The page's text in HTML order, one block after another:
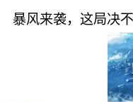
暴风来袭，这局决